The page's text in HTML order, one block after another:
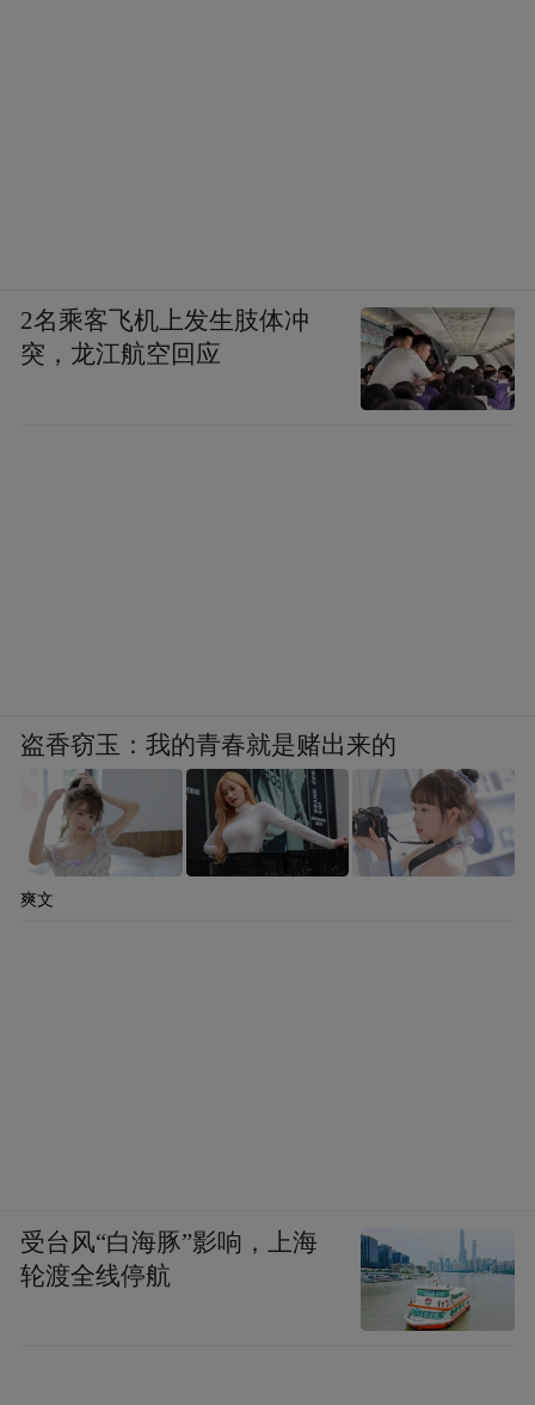
2名乘客飞机上发生肢体冲
突，龙江航空回应
盗香窃玉：我的青春就是赌出来的
爽文
受台风“白海豚”影响，上海
轮渡全线停航